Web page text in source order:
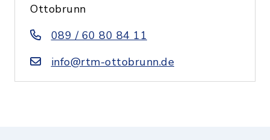
Ottobrunn
089 / 60 80 84 11
info@rtm-ottobrunn.de